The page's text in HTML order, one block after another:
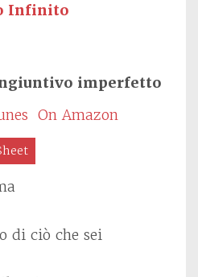
Infinito
imperfetto
On Amazon
di ciò che sei